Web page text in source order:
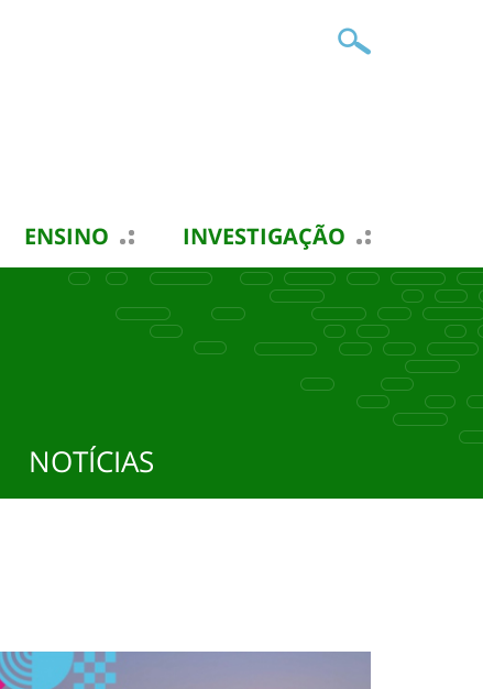
ENSINO INVESTIGAÇÃO
NOTÍCIAS